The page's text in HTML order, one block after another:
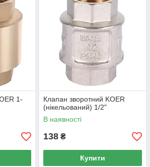
1-
Клапан зворотний KOER
(нікельований) 1/2"
В наявності
138 ₴
Купити